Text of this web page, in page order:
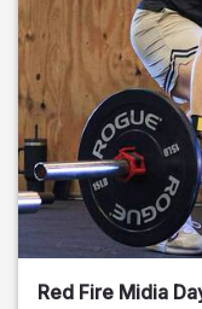
Red Fire Midia